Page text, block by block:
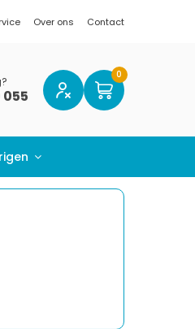
Over ons Contact
055